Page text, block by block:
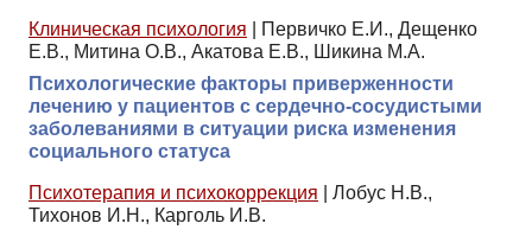
Клиническая психология
Первичко Е.И., Дещенко
Е.В., Митина О.В., Акатова Е.В., Шикина М.А.
Психологические факторы приверженности
лечению у пациентов с сердечно-сосудистыми
заболеваниями в ситуации риска изменения
социального статуса
Психотерапия и психокоррекция
Лобус Н.В.,
Тихонов И.Н., Карголь И.В.